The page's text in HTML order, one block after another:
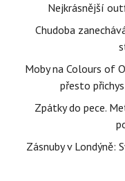
Nejkrásnější
Chudoba
Moby na Colours of
přesto
Zpátky do pece.
Zásnuby v Londýně: